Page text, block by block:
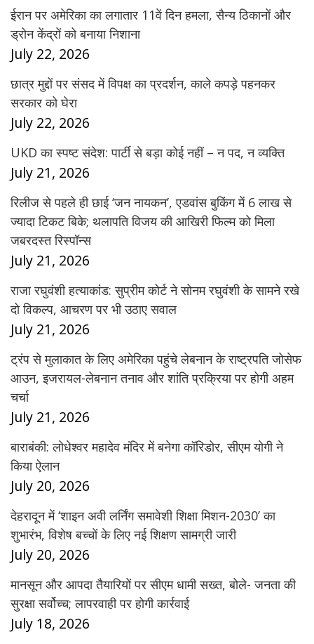
ईरान पर अमेरिका का लगातार 11वें दिन हमला, सैन्य ठिकानों और
ड्रोन केंद्रों को बनाया निशाना
July 22, 2026
छात्र मुद्दों पर संसद में विपक्ष का प्रदर्शन, काले कपड़े पहनकर
सरकार को घेरा
July 22, 2026
UKD का स्पष्ट संदेश: पार्टी से बड़ा कोई नहीं – न पद, न व्यक्ति
July 21, 2026
रिलीज से पहले ही छाई ‘जन नायकन’, एडवांस बुकिंग में 6 लाख से
ज्यादा टिकट बिके; थलापति विजय की आखिरी फिल्म को मिला
जबरदस्त रिस्पॉन्स
July 21, 2026
राजा रघुवंशी हत्याकांड: सुप्रीम कोर्ट ने सोनम रघुवंशी के सामने रखे
दो विकल्प, आचरण पर भी उठाए सवाल
July 21, 2026
ट्रंप से मुलाकात के लिए अमेरिका पहुंचे लेबनान के राष्ट्रपति जोसेफ
आउन, इजरायल-लेबनान तनाव और शांति प्रक्रिया पर होगी अहम
चर्चा
July 21, 2026
बाराबंकी: लोधेश्वर महादेव मंदिर में बनेगा कॉरिडोर, सीएम योगी ने
किया ऐलान
July 20, 2026
देहरादून में ‘शाइन अवी लर्निंग समावेशी शिक्षा मिशन-2030’ का
शुभारंभ, विशेष बच्चों के लिए नई शिक्षण सामग्री जारी
July 20, 2026
मानसून और आपदा तैयारियों पर सीएम धामी सख्त, बोले- जनता की
सुरक्षा सर्वोच्च; लापरवाही पर होगी कार्रवाई
July 18, 2026